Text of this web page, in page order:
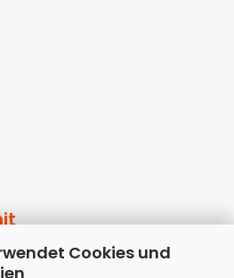
Cookies und